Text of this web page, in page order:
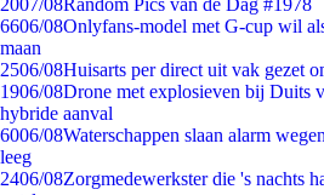
2007/08Random Pics van de Dag #1978
6606/08Onlyfans-model met G-cup wil
maan
2506/08Huisarts per direct uit vak gezet
1906/08Drone met explosieven bij Duits
hybride aanval
6006/08Waterschappen slaan alarm
leeg
2406/08Zorgmedewerkster die 's nachts